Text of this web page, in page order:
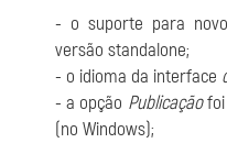
- o suporte para
versão standalone;
- o idioma da interface
- a opção Publicação
(no Windows);